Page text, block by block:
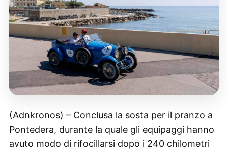
(Adnkronos) – Conclusa la sosta per il pranzo a
Pontedera, durante la quale gli equipaggi hanno
avuto modo di rifocillarsi dopo i 240 chilometri